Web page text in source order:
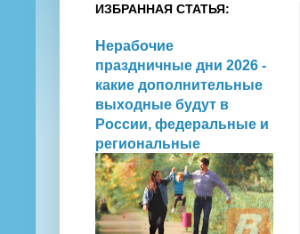
ИЗБРАННАЯ СТАТЬЯ:
Нерабочие
праздничные дни 2026 -
какие дополнительные
выходные будут в
России, федеральные и
региональные